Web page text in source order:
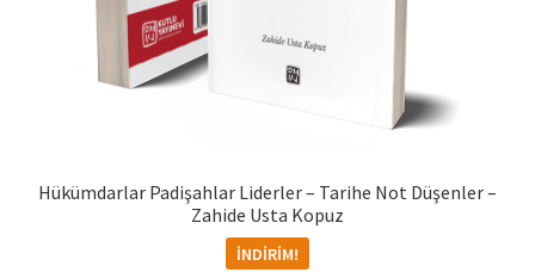
Transaction Results
Your Account
Teslimat ve İade Hakkı
Hükümdarlar Padişahlar Liderler – Tarihe Not Düşenler –
Zahide Usta Kopuz
İNDIRIM!